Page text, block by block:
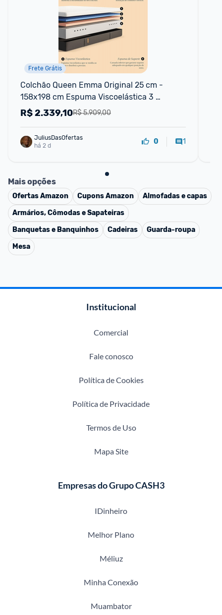
Frete Grátis
Colchão Queen Emma Original 25 cm -
158x198 cm Espuma Viscoelástica 3
Camadas Conforto Superior Suporte para
R$ 5.909,00
R$2.339,10
JuliusDasOfertas
há 2 d
0 1
Mais opções
OfertasAmazon CuponsAmazon
Almofadas e capas
Armários, Cômodas e Sapateiras
Banquetas e Banquinhos
Cadeiras
Guarda-roupa
Mesa
Institucional
Comercial
Fale conosco
Política de Cookies
Política de Privacidade
Termos de Uso
Mapa Site
Empresas do Grupo CASH3
IDinheiro
Melhor Plano
Méliuz
Minha Conexão
Muambator